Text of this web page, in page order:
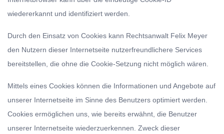
wiedererkannt und identifiziert werden.
Durch den Einsatz von Cookies kann Rechtsanwalt Felix Meyer
den Nutzern dieser Internetseite nutzerfreundlichere Services
bereitstellen, die ohne die Cookie-Setzung nicht möglich wären.
Mittels eines Cookies können die Informationen und Angebote auf
unserer Internetseite im Sinne des Benutzers optimiert werden.
Cookies ermöglichen uns, wie bereits erwähnt, die Benutzer
unserer Internetseite wiederzuerkennen. Zweck dieser